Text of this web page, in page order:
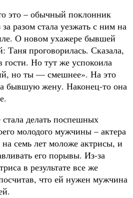
это – обычный поклонник
разом стала уезжать с ним на
О новом ухажере бывшей
проговорилась. Сказала,
гости. Но тут же успокоила
но ты — смешнее». На это
бывшую жену. Наконец-то она
делать поспешных
молодого мужчины – актера
семь лет моложе актрисы, и
его порывы. Из-за
в результате все же
что ей нужен мужчина